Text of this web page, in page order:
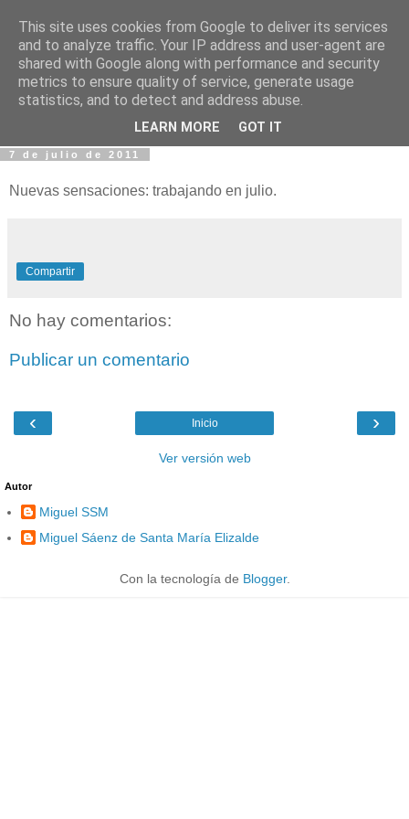
Fotos y Cosas
Miguel Sáenz de Santa María Elizalde
"Un blog es como un diario, pero sin candado".
7 de julio de 2011
Nuevas sensaciones: trabajando en julio.
Compartir
No hay comentarios:
Publicar un comentario
‹ ›
Inicio
Ver versión web
Autor
Miguel SSM
Miguel Sáenz de Santa María Elizalde
Con la tecnología de Blogger.
This site uses cookies from Google to deliver its services
and to analyze traffic. Your IP address and user-agent are
shared with Google along with performance and security
metrics to ensure quality of service, generate usage
statistics, and to detect and address abuse.
LEARN MORE GOT IT